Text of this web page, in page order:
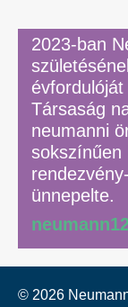
2023-ban
Társaság
neumanni
sokszínűen
ünnepelte.
© 2026